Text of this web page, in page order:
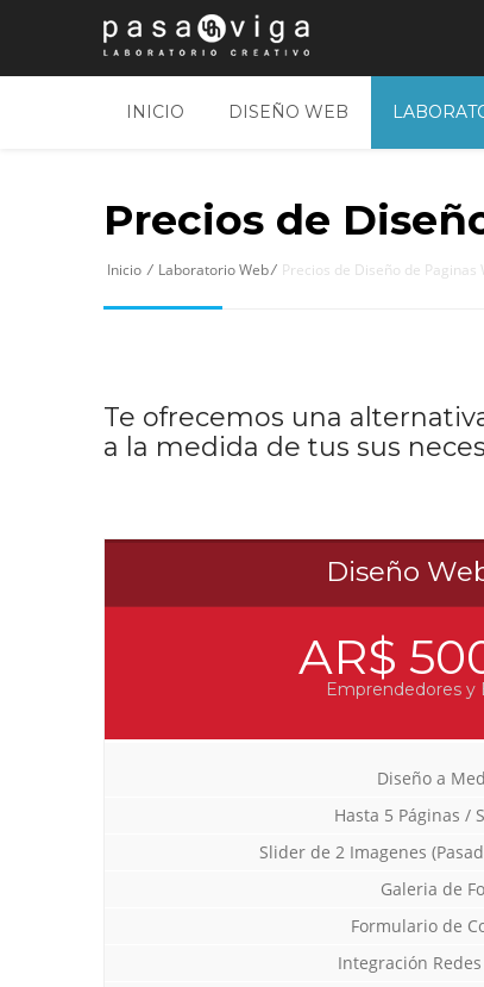
INICIO DISEÑO WEB
Precios de
Inicio / Laboratorio Web/ Precios de Diseño de
Te ofrecemos una
a la medida de tus sus
Diseño
AR$
Emprendedores y
Diseño a
Hasta 5 Páginas /
Slider de 2 Imagenes
Galeria de
Formulario de
Integración